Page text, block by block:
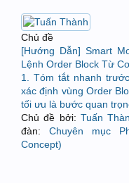
Chủ đề
[Hướng Dẫn] Smart
Lệnh Order Block Từ
1. Tóm tắt nhanh
xác định vùng Order
tối ưu là bước quan
Chủ đề bởi:Tuấn
đàn: Chuyên mục
Concept)